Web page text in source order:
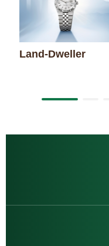
Land-Dweller